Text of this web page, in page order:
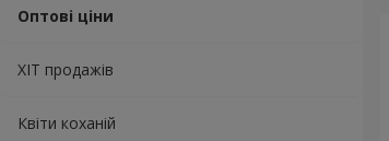
Оптові ціни
ХІТ продажів
Квіти коханій